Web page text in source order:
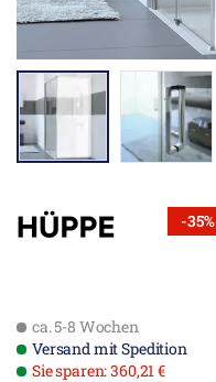
-35%
ca. 5-8 Wochen
Versand mit Spedition
Sie sparen: 360,21 €